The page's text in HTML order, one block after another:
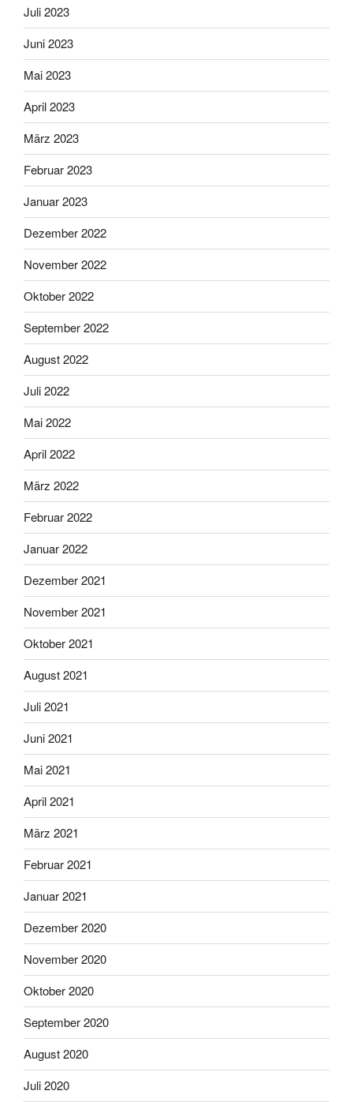
Juli 2023
Juni 2023
Mai 2023
April 2023
März 2023
Februar 2023
Januar 2023
Dezember 2022
November 2022
Oktober 2022
September 2022
August 2022
Juli 2022
Mai 2022
April 2022
März 2022
Februar 2022
Januar 2022
Dezember 2021
November 2021
Oktober 2021
August 2021
Juli 2021
Juni 2021
Mai 2021
April 2021
März 2021
Februar 2021
Januar 2021
Dezember 2020
November 2020
Oktober 2020
September 2020
August 2020
Juli 2020